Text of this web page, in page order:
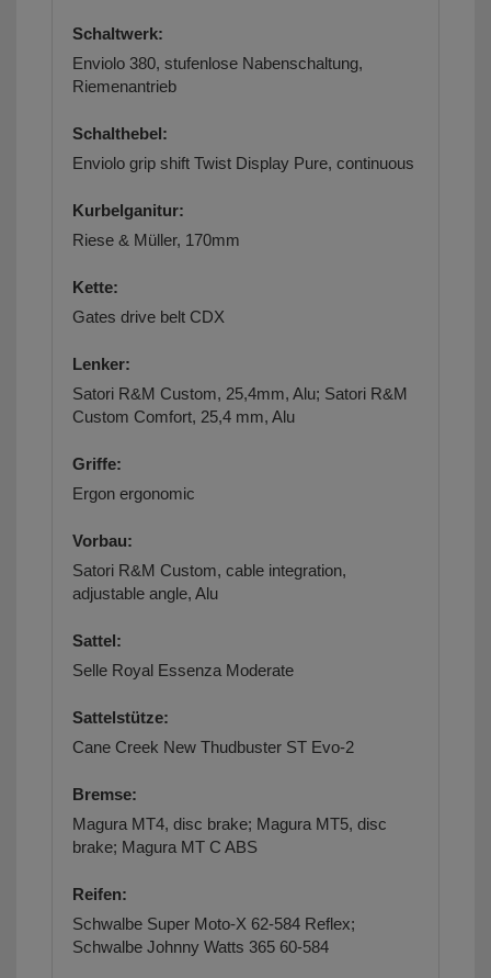
Schaltwerk:
Enviolo 380, stufenlose Nabenschaltung,
Riemenantrieb
Schalthebel:
Enviolo grip shift Twist Display Pure, continuous
Kurbelganitur:
Riese & Müller, 170mm
Kette:
Gates drive belt CDX
Lenker:
Satori R&M Custom, 25,4mm, Alu; Satori R&M
Custom Comfort, 25,4 mm, Alu
Griffe:
Ergon ergonomic
Vorbau:
Satori R&M Custom, cable integration,
adjustable angle, Alu
Sattel:
Selle Royal Essenza Moderate
Sattelstütze:
Cane Creek New Thudbuster ST Evo-2
Bremse:
Magura MT4, disc brake; Magura MT5, disc
brake; Magura MT C ABS
Reifen:
Schwalbe Super Moto-X 62-584 Reflex;
Schwalbe Johnny Watts 365 60-584